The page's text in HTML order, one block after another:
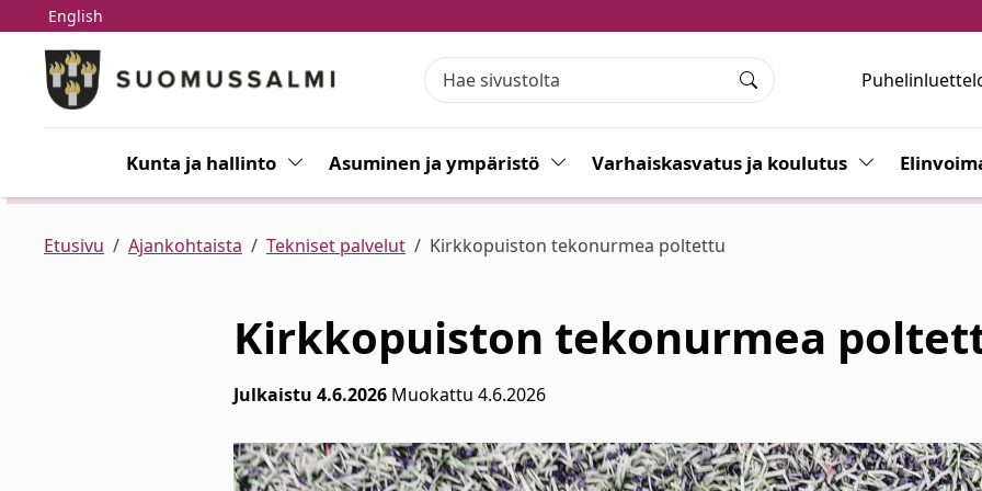
Siirry pääsisältöön
Siirry päävalikkoon
English
Haku
Kunta ja hallinto Vaihda alasvetovalikkoa
Asuminen ja ympäristö Vaihda alasvetovalikkoa
Varhaiskasvatus ja koulutus Vaihda
Etusivu Ajankohtaista Tekniset palvelut Kirkkopuiston tekonurmea poltettu
Kirkkopuiston tekonurmea
Julkaistu 4.6.2026 Muokattu 4.6.2026